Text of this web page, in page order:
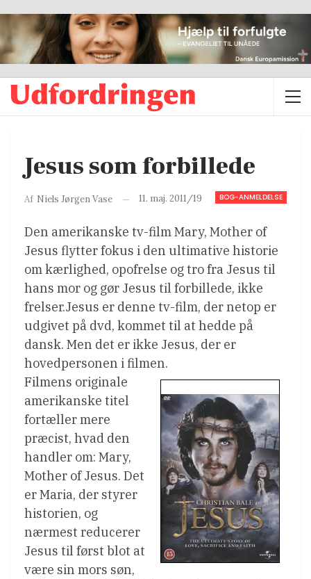
Jesus som forbillede
BOG-ANMELDELSE
Af Niels Jørgen Vase 11. maj. 2011/19
Den amerikanske tv-film Mary, Mother of
Jesus flytter fokus i den ultimative historie
om kærlighed, opofrelse og tro fra Jesus til
hans mor og gør Jesus til forbillede, ikke
frelser.Jesus er denne tv-film, der netop er
udgivet på dvd, kommet til at hedde på
dansk. Men det er ikke Jesus, der er
hovedpersonen i filmen.
Filmens originale
amerikanske titel
fortæller mere
præcist, hvad den
handler om: Mary,
Mother of Jesus. Det
er Maria, der styrer
historien, og
nærmest reducerer
Jesus til først blot at
være sin mors søn,